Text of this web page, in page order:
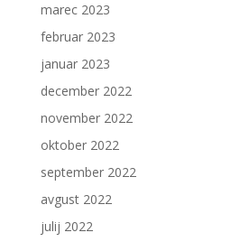
marec 2023
februar 2023
januar 2023
december 2022
november 2022
oktober 2022
september 2022
avgust 2022
julij 2022